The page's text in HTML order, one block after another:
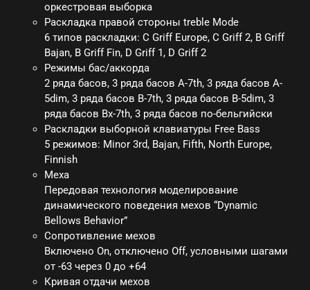
оркестровая выборка
Раскладка правой стороны treble Mode
6 типов раскладки: C Griff Europe, C Griff 2, B Griff
Bajan, B Griff Fin, D Griff 1, D Griff 2
Режимы бас/аккорда
2 ряда басов, 3 ряда басов A-7th, 3 ряда басов A-
5dim, 3 ряда басов B-7th, 3 ряда басов B-5dim, 3
ряда басов Bx-7th, 3 ряда басов по-бельгийски
Раскладки выборной клавиатуры Free Bass
5 режимов: Minor 3rd, Bajan, Fifth, North Europe,
Finnish
Меха
Передовая технология моделирование
динамического поведения мехов “Dynamic
Bellows Behavior”
Сопротивление мехов
Включено On, отключено Off, условными шагами
от -63 через 0 до +64
Кривая отдачи мехов